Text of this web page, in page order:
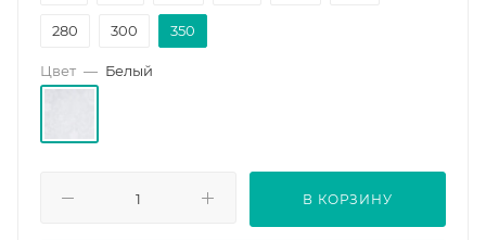
280 300 350
Цвет — Белый
В КОРЗИНУ